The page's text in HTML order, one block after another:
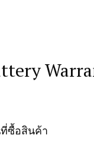
ซื้อสินค้า